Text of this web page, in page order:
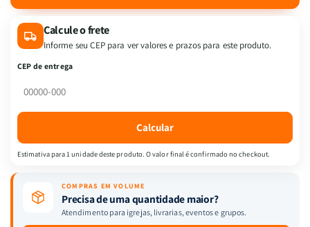
UMA
HISTORIA
DE
UMA
HISTORIA
DE
Calcule o frete
Informe seu CEP para ver valores e prazos para este produto.
CEP de entrega
Calcular
Estimativa para 1 unidade deste produto. O valor final é confirmado no checkout.
COMPRAS EM VOLUME
Precisa de uma quantidade maior?
Atendimento para igrejas, livrarias, eventos e grupos.